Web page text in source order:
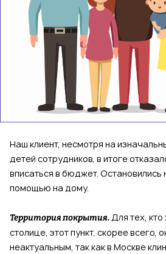
Наш клиент, несмотря на
детей сотрудников, в итоге
вписаться в бюджет.
помощью на дому.
Территория покрытия.Для тех,
столице, этот пункт, скорее всего,
неактуальным, так как в Москве